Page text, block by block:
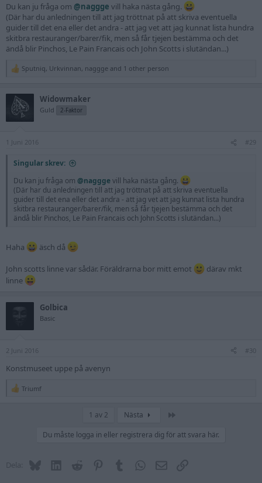
Du kan ju fråga om @naggge vill haka nästa gång.
(Där har du anledningen till att jag tröttnat på att skriva eventuella
guider till det ena eller det andra - att jag vet att jag kunnat lista hundra
skitbra restauranger/barer/fik, men så får tjejen bestämma och det
ändå blir Pinchos, Le Pain Francais och John Scotts i slutändan...)
R
t
o
s
Sputniq, Urkvinnan, naggge and 1 other person
Widowmaker
Guld 2-Faktor
1 Juni 2016 #29
Singular skrev:
Du kan ju fråga om @nagggevill haka nästa gång.
(Där har du anledningen till att jag tröttnat på att skriva eventuella
guider till det ena eller det andra - att jag vet att jag kunnat lista hundra
skitbra restauranger/barer/fik, men så får tjejen bestämma och det
ändå blir Pinchos, Le Pain Francais och John Scotts i slutändan...)
Haha äsch då
John scotts linne var sådär. Föräldrarna bor mitt emot
därav mkt
linne
Golbica
Basic
2 Juni 2016 #30
Konstmuseet uppe på avenyn
R
Triumf
1 av 2 Nästa
Du måste logga in eller registrera dig för att svara här.